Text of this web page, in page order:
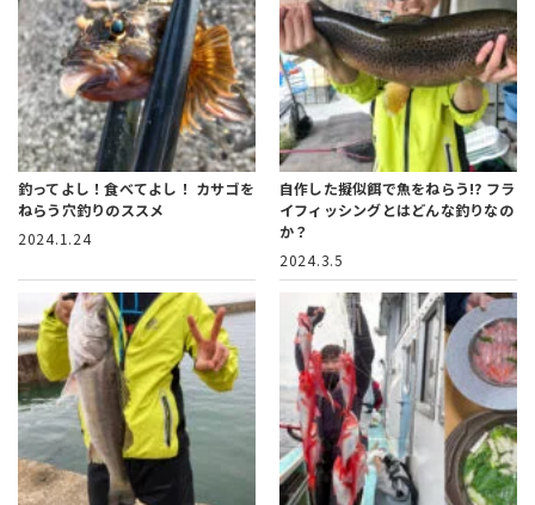
釣ってよし！食べてよし！ カサゴを
ねらう穴釣りのススメ
2024.1.24
自作した擬似餌で魚をねらう!? フラ
イフィッシングとはどんな釣りなの
か？
2024.3.5